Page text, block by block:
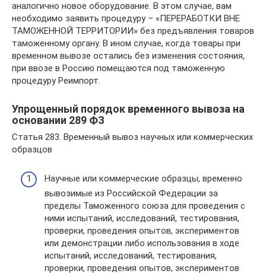
аналогично новое оборудование. В этом случае, вам
необходимо заявить процедуру – «ПЕРЕРАБОТКИ ВНЕ
ТАМОЖЕННОЙ ТЕРРИТОРИИ» без предъявления товаров
таможенному органу. В ином случае, когда товары при
временном вывозе остались без изменения состояния,
при ввозе в Россию помещаются под таможенную
процедуру Реимпорт.
Упрощенный порядок временного вывоза на
основании 289 ФЗ
Статья 283. Временный вывоз научных или коммерческих
образцов
Научные или коммерческие образцы, временно
вывозимые из Российской Федерации за
пределы Таможенного союза для проведения с
ними испытаний, исследований, тестирования,
проверки, проведения опытов, экспериментов
или демонстрации либо использования в ходе
испытаний, исследований, тестирования,
проверки, проведения опытов, экспериментов